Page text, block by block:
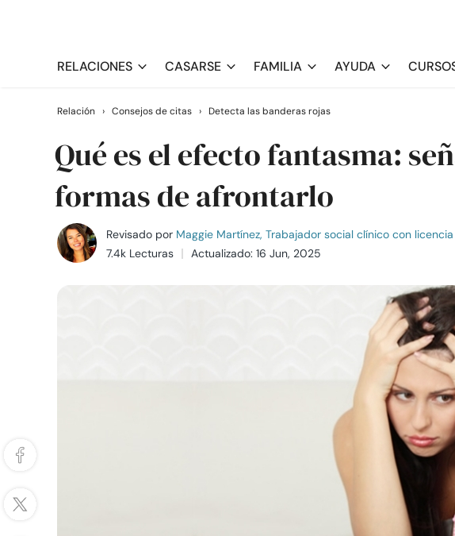
RELACIONES CASARSE FAMILIA AYUDA
Relación › Consejos de citas › Detecta las banderas rojas
Qué es el efecto fantasma:
formas de afrontarlo
Revisado por Maggie Martínez, Trabajador social clínico con licencia
7.4k Lecturas
Actualizado: 16 Jun, 2025